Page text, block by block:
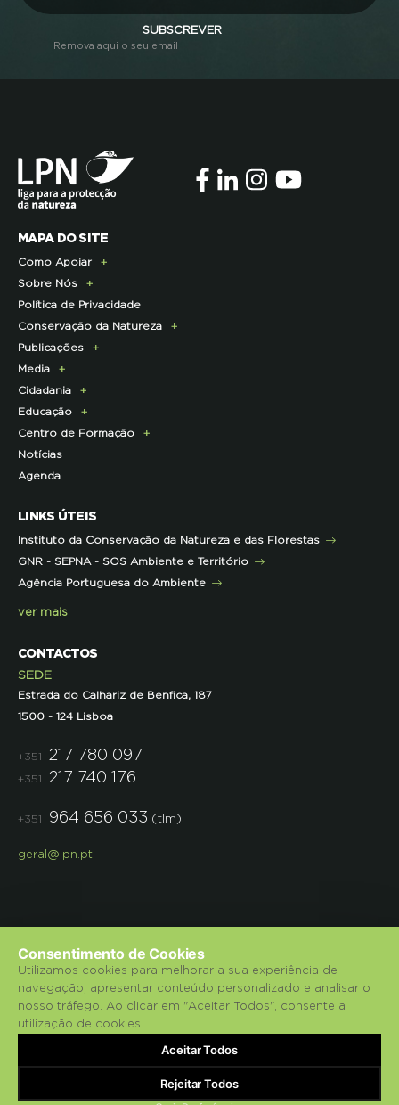
SUBSCREVER
Remova aqui o seu email
MAPA DO SITE
Como Apoiar
Doe Hoje
Consignação do IRS
Torne-se Associado
Pagamento Quotas
Parcerias Exclusivas aos Associados
Parcerias de Apoio à LPN
Sobre Nós
Apresentação
História
Institucional
Membros da Direção Nacional
Corpo Técnico
Infraestruturas
Contactos e Localização
Representações
Política de Privacidade
Conservação da Natureza
Programa Lince
Programa Castro Verde Sustentável
Programa Florestas
Projetos cofinanciados pela UE
Outros Projetos
Histórico de Projetos
Publicações
E-News
Centro de Documentação
Media
Comunicado de imprensa
Clipping
Press Kit
Cidadania
Campanhas
ECOs-Locais
Dicas úteis
Iniciativas
Pareceres
Parcerias
Projetos
Semana do Jornalismo de Ambiente 2023
Educação
Área dos Professores
Recursos Pedagógicos
Literacia para a Floresta
Projetos
Centro de Formação
Formação Certificada
Formação Contínua para Professores
Outras Formações
Notícias
Agenda
LINKS ÚTEIS
Instituto da Conservação da Natureza e das Florestas
GNR - SEPNA - SOS Ambiente e Território
Agência Portuguesa do Ambiente
ver mais
CONTACTOS
SEDE
Estrada do Calhariz de Benfica, 187
1500 - 124 Lisboa
+351 217 780 097
+351 217 740 176
+351 964 656 033 (tlm)
geral@lpn.pt
© 2018 Liga para a Protecção da Natureza.
Política de Privacidade
Powered bybluesoft.pt
Consentimento de Cookies
Utilizamos cookies para melhorar a sua experiência de
navegação, apresentar conteúdo personalizado e analisar o
nosso tráfego. Ao clicar em "Aceitar Todos", consente a
utilização de cookies.
Rejeitar Todos
Aceitar Todos